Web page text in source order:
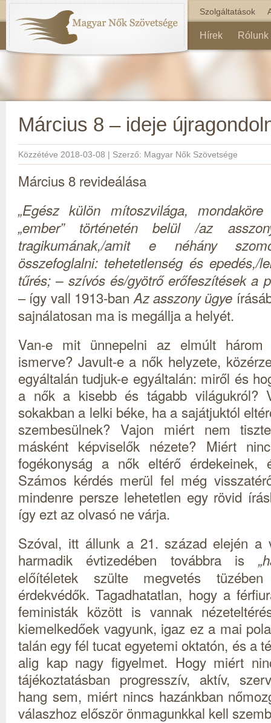
Szolgáltatások
Hírek Rólunk
Március 8 – ideje
Közzétéve 2018-03-08 | Szerző: Magyar Nők Szövetsége
Március 8 revideálása
„Egész külön mítoszvilága,
„ember” történetén belül /az
tragikumának,/amit e néhány
összefoglalni: tehetetlenség és epedés,/
tűrés; – szívós és/gyötrő erőfeszítések a
– így vall 1913-ban Az asszony ügye
sajnálatosan ma is megállja a helyét.
Van-e mit ünnepelni az elmúlt három
ismerve? Javult-e a nők helyzete,
egyáltalán tudjuk-e egyáltalán: miről és
a nők a kisebb és tágabb világukról?
sokakban a lelki béke, ha a sajátjuktól
szembesülnek? Vajon miért nem
másként képviselők nézete? Miért
fogékonyság a nők eltérő érdekeinek,
Számos kérdés merül fel még
mindenre persze lehetetlen egy rövid
így ezt az olvasó ne várja.
Szóval, itt állunk a 21. század elején a
harmadik évtizedében továbbra is
előítéletek szülte megvetés
érdekvédők. Tagadhatatlan, hogy a
feministák között is vannak
kiemelkedőek vagyunk, igaz ez a mai
talán egy fél tucat egyetemi oktatón, és a
alig kap nagy figyelmet. Hogy miért
tájékoztatásban progresszív, aktív,
hang sem, miért nincs hazánkban
válaszhoz először önmagunkkal kell